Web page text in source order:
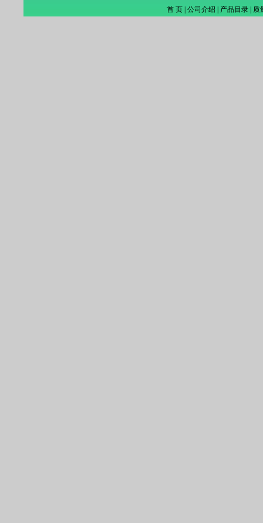
首 页 公司介绍 产品目录 质